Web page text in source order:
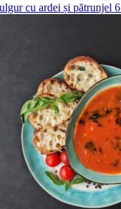
cu ardei și pătrunjel 6